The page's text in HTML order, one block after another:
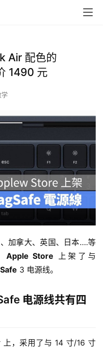
Air 配色的
1490 元
学
加拿大、英国、日本….等
Apple Store 上架了与
3 电源线。
电源线共有四
，采用了与 14 寸/16 寸